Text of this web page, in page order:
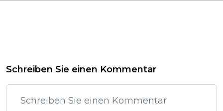
Schreiben Sie einen Kommentar